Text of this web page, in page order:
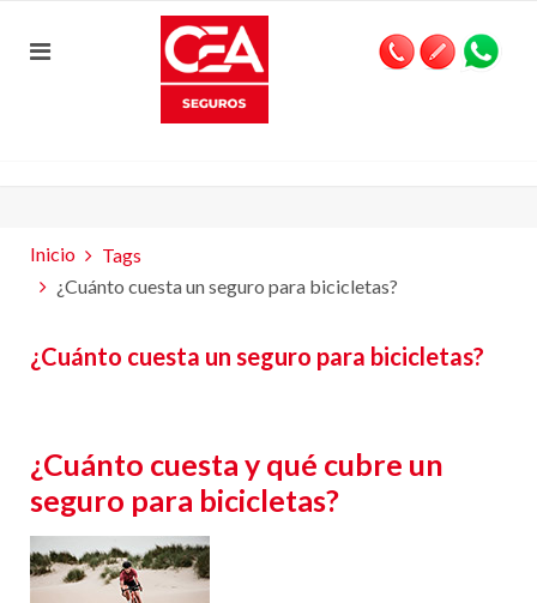
Inicio
Tags
¿Cuánto cuesta un seguro para bicicletas?
¿Cuánto cuesta un seguro para bicicletas?
¿Cuánto cuesta y qué cubre un
seguro para bicicletas?